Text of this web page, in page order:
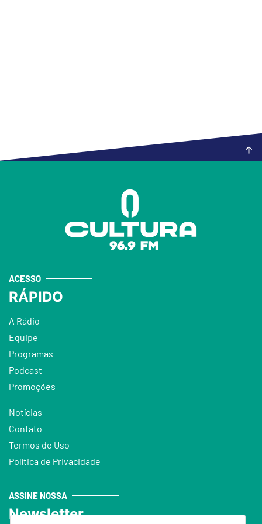
ACESSO
RÁPIDO
A Rádio
Equipe
Programas
Podcast
Promoções
Notícias
Contato
Termos de Uso
Política de Privacidade
ASSINE NOSSA
Newsletter